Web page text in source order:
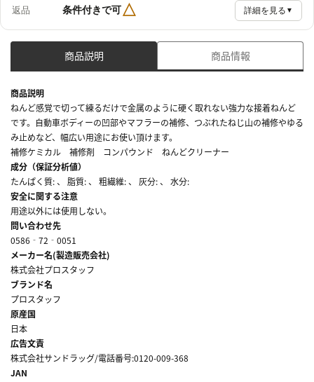
返品 条件付きで可△ 詳細を見る ▼
商品説明 商品情報
商品説明
ねんど感覚で切って練るだけで金属のように硬く取れない強力な接着ねんど
です。自動車ボディーの凹部やマフラーの補修、つぶれたねじ山の補修やゆる
み止めなど、幅広い用途にお使い頂けます。
補修ケミカル 補修剤 コンパウンド ねんどクリーナー
成分（保証分析値）
たんぱく質: 、 脂質: 、 粗繊維: 、 灰分: 、 水分:
安全に関する注意
用途以外には使用しない。
問い合わせ先
0586‐72‐0051
メーカー名(製造販売会社)
株式会社プロスタッフ
ブランド名
プロスタッフ
原産国
日本
広告文責
株式会社サンドラッグ/電話番号:0120-009-368
JAN